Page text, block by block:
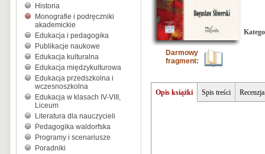
Historia
Monografie i podręczniki
akademickie
Edukacja i pedagogika
Publikacje naukowe
Edukacja kulturalna
Edukacja międzykulturowa
Edukacja przedszkolna i
wczesnoszkolna
Edukacja w klasach IV-VIII,
Liceum
Literatura dla nauczycieli
Pedagogika waldorfska
Programy i scenariusze
Poradniki
Darmowy
fragment:
Opis książki Spis treści Recenzja